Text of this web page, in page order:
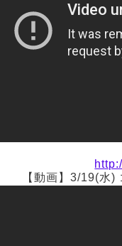
【動画】3/19(水)